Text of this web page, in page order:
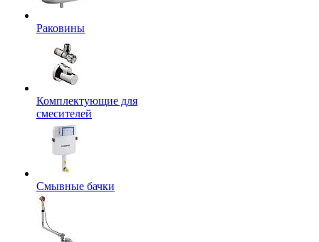
Раковины
Комплектующие для
смесителей
Смывные бачки